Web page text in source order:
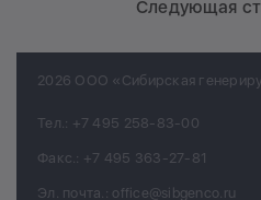
Следующая
2026 ООО «Сибирская
Тел.: +7 495 258-83-00
Факс.: +7 495 363-27-81
Эл. почта.: office@sibgenco.ru